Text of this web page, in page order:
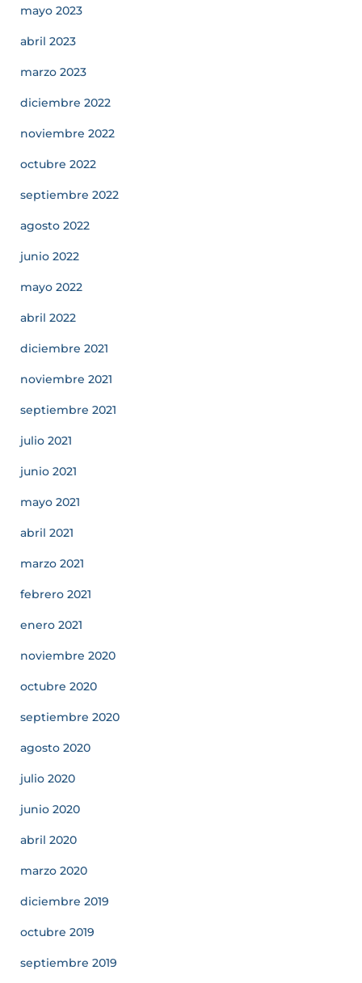
mayo 2023
abril 2023
marzo 2023
diciembre 2022
noviembre 2022
octubre 2022
septiembre 2022
agosto 2022
junio 2022
mayo 2022
abril 2022
diciembre 2021
noviembre 2021
septiembre 2021
julio 2021
junio 2021
mayo 2021
abril 2021
marzo 2021
febrero 2021
enero 2021
noviembre 2020
octubre 2020
septiembre 2020
agosto 2020
julio 2020
junio 2020
abril 2020
marzo 2020
diciembre 2019
octubre 2019
septiembre 2019